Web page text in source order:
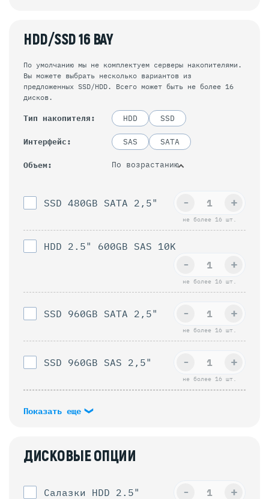
HDD/SSD 16 BAY
По умолчанию мы не комплектуем серверы накопителями.
Вы можете выбрать несколько вариантов из
предложенных SSD/HDD. Всего может быть не более 16
дисков.
Тип накопителя HDD SSD
Интерфейс SAS SATA
Объем По возрастанию
SSD 480GB SATA 2,5"
не более 16 шт.
+
-
HDD 2.5" 600GB SAS 10K
не более 16 шт.
+
-
SSD 960GB SAТА 2,5"
не более 16 шт.
+
-
SSD 960GB SAS 2,5"
не более 16 шт.
+
-
Показать еще
ДИСКОВЫЕ ОПЦИИ
Салазки HDD 2.5" +
-